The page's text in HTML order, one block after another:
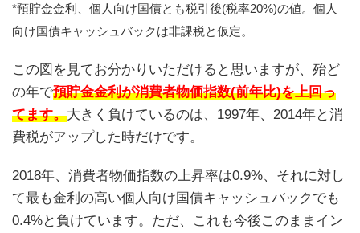
*預貯金金利、個人向け国債とも税引後(税率20%)の値。個人
向け国債キャッシュバックは非課税と仮定。
この図を見てお分かりいただけると思いますが、殆ど
の年で預貯金金利が消費者物価指数(前年比)を上回っ
てます。大きく負けているのは、1997年、2014年と消
費税がアップした時だけです。
2018年、消費者物価指数の上昇率は0.9%、それに対し
て最も金利の高い個人向け国債キャッシュバックでも
0.4%と負けています。ただ、これも今後このままイン